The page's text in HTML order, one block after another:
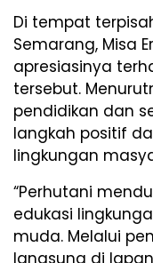
Di tempat
Semarang, Misa
apresiasinya
tersebut.
pendidikan dan
langkah positif
lingkungan
“Perhutani
edukasi
muda. Melalui
langsung di